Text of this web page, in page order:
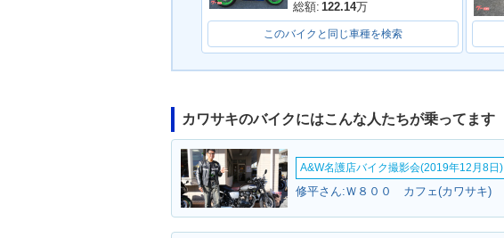
総額: 122.14万
このバイクと同じ車種を検索
カワサキのバイクにはこんな人たちが乗ってます
A&W名護店バイク撮影会(2019年12月8日)
修平さん:Ｗ８００ カフェ(カワサキ)